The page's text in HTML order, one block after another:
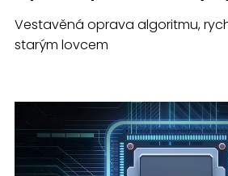
Vestavěná oprava algoritmu,
starým lovcem